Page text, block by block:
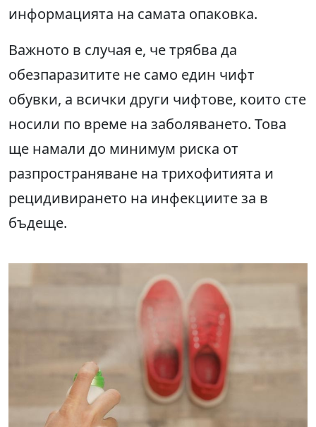
информацията на самата опаковка.
Важното в случая е, че трябва да
обезпаразитите не само един чифт
обувки, а всички други чифтове, които сте
носили по време на заболяването. Това
ще намали до минимум риска от
разпространяване на трихофитията и
рецидивирането на инфекциите за в
бъдеще.